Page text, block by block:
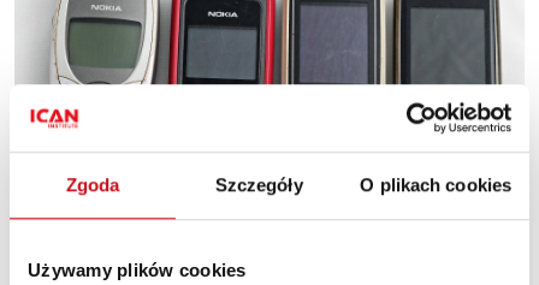
Zgoda Szczegóły O plikach cookies
Używamy plików cookies
Nokia „przespała” rosnące zainteresowanie smartfonami